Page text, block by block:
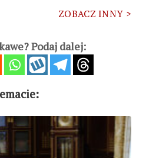
ZOBACZ INNY >
Podaj dalej: